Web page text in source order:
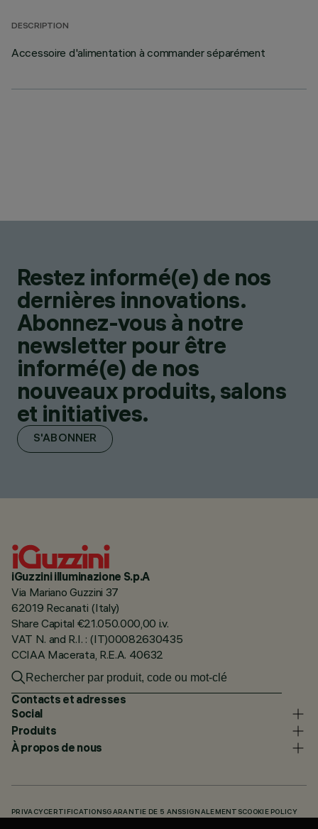
DESCRIPTION
Accessoire d'alimentation à commander séparément
Restez informé(e) de nos
dernières innovations.
Abonnez-vous à notre
newsletter pour être
informé(e) de nos
nouveaux produits, salons
et initiatives.
S'ABONNER
iGuzzini illuminazione S.p.A
Via Mariano Guzzini 37
62019 Recanati (Italy)
Share Capital €21.050.000,00 i.v.
VAT N. and R.I. : (IT)00082630435
CCIAA Macerata, R.E.A. 40632
Contacts et adresses
Social
Produits
À propos de nous
PRIVACY CERTIFICATIONSGARANTIE DE 5 ANSSIGNALEMENTSCOOKIE POLICY